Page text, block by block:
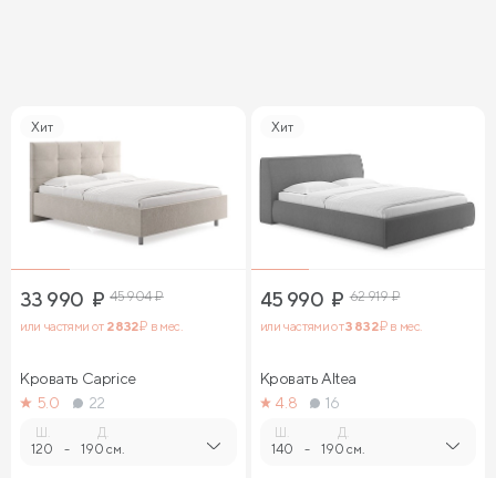
Хит
33 990 ₽ 45 904₽
или частями от 2 832₽ в мес.
Кровать Caprice
5.0
22
Ш.
120 -
Д.
190 см.
Хит
45 990 ₽ 62 919₽
или частями от3 832₽ в мес.
Кровать Altea
4.8
16
Ш.
140 -
Д.
190 см.